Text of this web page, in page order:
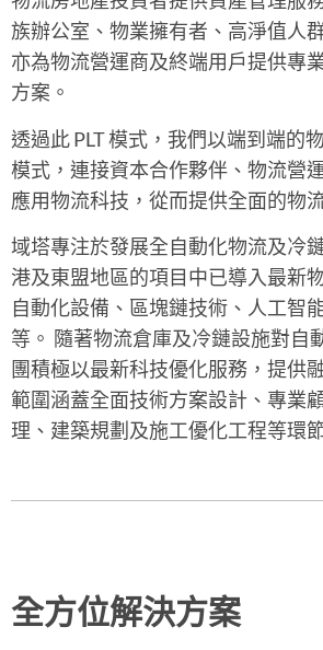
族辦公室、物業擁有者、高淨值人
亦為物流營運商及終端用戶提供專
方案。
透過此 PLT 模式，我們以端到端的
模式，連接資本合作夥伴、物流營
應用物流科技，從而提供全面的物
域塔專注於發展全自動化物流及冷
港及東盟地區的項目中已導入最新
自動化設備、區塊鏈技術、人工智
等。 隨著物流倉庫及冷鏈設施對自
團積極以最新科技優化服務，提供
範圍涵蓋全面技術方案設計、專業
理、建築規劃及施工優化工程等環
全方位解決方案